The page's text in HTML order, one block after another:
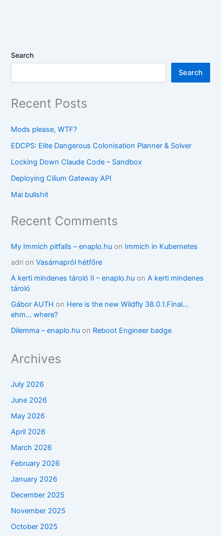
Search
Search
Recent Posts
Mods please, WTF?
EDCPS: Elite Dangerous Colonisation Planner & Solver
Locking Down Claude Code – Sandbox
Deploying Cilium Gateway API
Mai bullshit
Recent Comments
My Immich pitfalls – enaplo.hu on Immich in Kubernetes
adri onVasárnapról hétfőre
A kerti mindenes tároló II – enaplo.hu onA kerti mindenes
tároló
Gábor AUTH on Here is the new Wildfly 38.0.1.Final…
ehm… where?
Dilemma – enaplo.hu on Reboot Engineer badge
Archives
July 2026
June 2026
May 2026
April 2026
March 2026
February 2026
January 2026
December 2025
November 2025
October 2025